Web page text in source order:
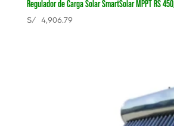
Regulador de Carga Solar SmartSolar MPPT RS
S/4,906.79